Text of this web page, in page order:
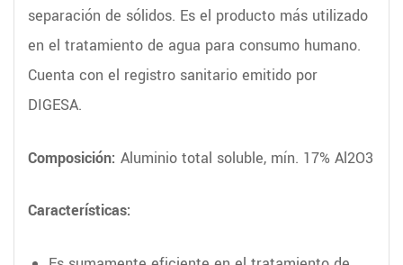
separación de sólidos. Es el producto más utilizado
en el tratamiento de agua para consumo humano.
Cuenta con el registro sanitario emitido por
DIGESA.
Composición: Aluminio total soluble, mín. 17% Al2O3
Características: